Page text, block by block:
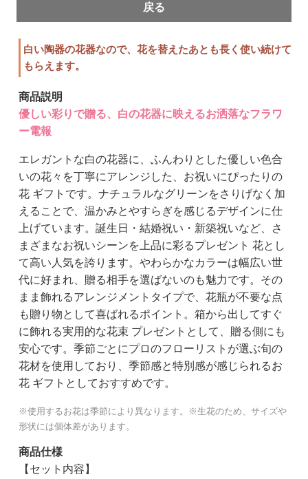
白い陶器の花器なので、花を替えたあとも長く使い続けて
もらえます。
商品説明
優しい彩りで贈る、白の花器に映えるお洒落なフラワ
ー電報
エレガントな白の花器に、ふんわりとした優しい色合
いの花々を丁寧にアレンジした、お祝いにぴったりの
花 ギフトです。ナチュラルなグリーンをさりげなく加
えることで、温かみとやすらぎを感じるデザインに仕
上げています。誕生日・結婚祝い・新築祝いなど、さ
まざまなお祝いシーンを上品に彩るプレゼント 花とし
て高い人気を誇ります。やわらかなカラーは幅広い世
代に好まれ、贈る相手を選ばないのも魅力です。その
まま飾れるアレンジメントタイプで、花瓶が不要な点
も贈り物として喜ばれるポイント。箱から出してすぐ
に飾れる実用的な花束 プレゼントとして、贈る側にも
安心です。季節ごとにプロのフローリストが選ぶ旬の
花材を使用しており、季節感と特別感が感じられるお
花 ギフトとしておすすめです。
※使用するお花は季節により異なります。※生花のため、サイズや
形状には個体差があります。
商品仕様
【セット内容】
戻る